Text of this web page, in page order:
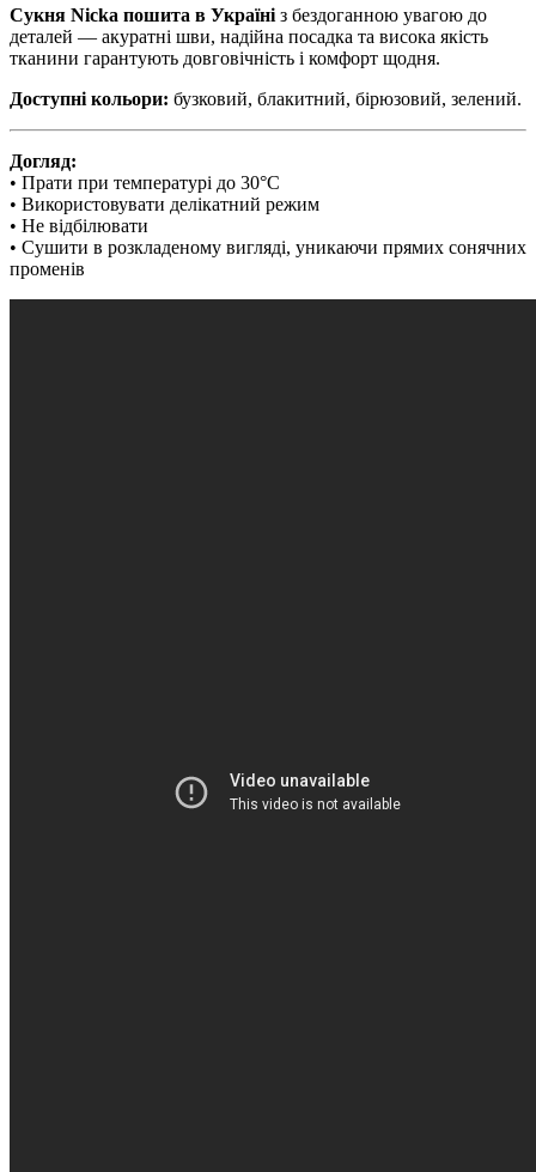
Сукня Nicka пошита в Україні з бездоганною увагою до
деталей — акуратні шви, надійна посадка та висока якість
тканини гарантують довговічність і комфорт щодня.
Доступні кольори: бузковий, блакитний, бірюзовий, зелений.
Догляд:
• Прати при температурі до 30°C
• Використовувати делікатний режим
• Не відбілювати
• Сушити в розкладеному вигляді, уникаючи прямих сонячних
променів